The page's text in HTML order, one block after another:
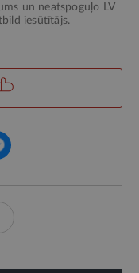
un neatspoguļo LV
iesūtītājs.